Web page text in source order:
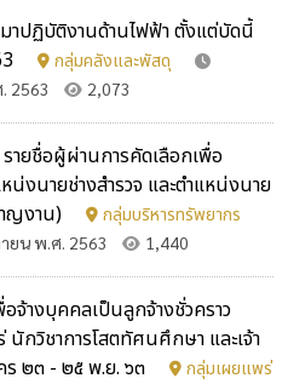
าปฏิบัติงานด้านไฟฟ้า ตั้งแต่บัดนี้
กลุ่มคลังและพัสดุ
2563 2,073
ายชื่อผู้ผ่านการคัดเลือกเพื่อ
น่งนายช่างสำรวจ และตำแหน่งนาย
ญงาน)
กลุ่มบริหารทรัพยากร
ยน พ.ศ. 2563 1,440
จ้างบุคคลเป็นลูกจ้างชั่วคราว
กวิชาการโสตทัศนศึกษา และเจ้า
๒๓ - ๒๕ พ.ย. ๖๓
กลุ่มเผยแพร่